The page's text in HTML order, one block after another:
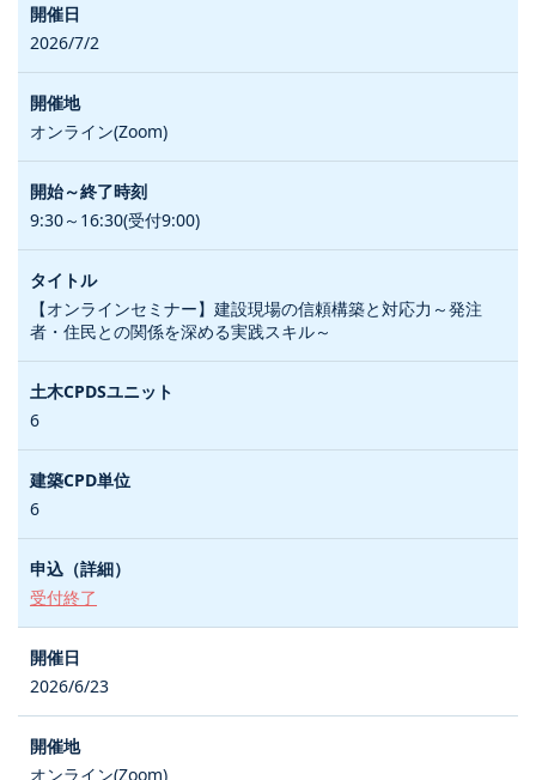
2026/7/2
オンライン(Zoom)
9:30～16:30(受付9:00)
【オンラインセミナー】建設現場の信頼構築と対応力～発注
者・住民との関係を深める実践スキル～
6
6
受付終了
2026/6/23
オンライン(Zoom)